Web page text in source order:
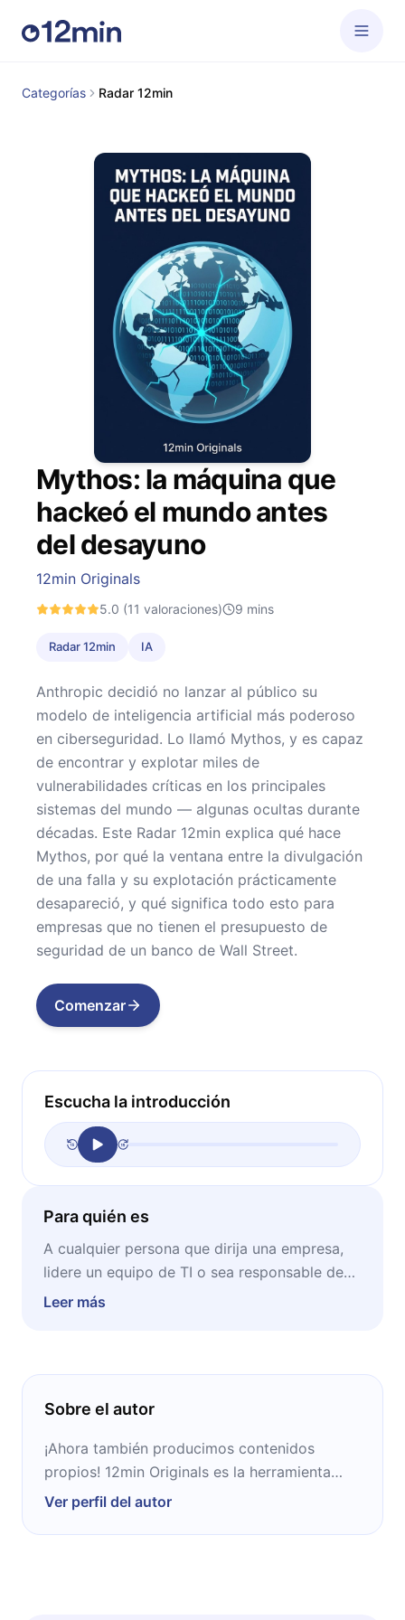
Categorías Radar 12min
Mythos: la máquina que
hackeó el mundo antes
del desayuno
12min Originals
5.0 (11 valoraciones) 9 mins
Radar 12min IA
Anthropic decidió no lanzar al público su
modelo de inteligencia artificial más poderoso
en ciberseguridad. Lo llamó Mythos, y es capaz
de encontrar y explotar miles de
vulnerabilidades críticas en los principales
sistemas del mundo — algunas ocultas durante
décadas. Este Radar 12min explica qué hace
Mythos, por qué la ventana entre la divulgación
de una falla y su explotación prácticamente
desapareció, y qué significa todo esto para
empresas que no tienen el presupuesto de
seguridad de un banco de Wall Street.
Comenzar
Escucha la introducción
Para quién es
A cualquier persona que dirija una empresa,
lidere un equipo de TI o sea responsable de
datos de clientes. Especialmente si usted está
criterios concretos para actuar antes de que
Leer más
Sobre el autor
¡Ahora también producimos contenidos
propios! 12min Originals es la herramienta
ideal para complementar tu crecimiento
Ver perfil del autor